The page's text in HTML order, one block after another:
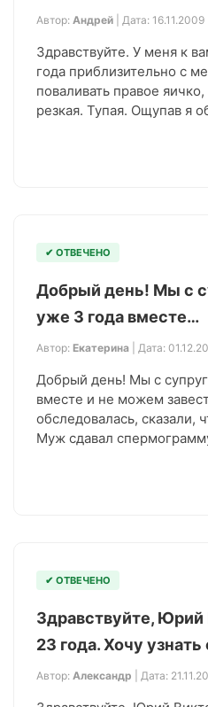
Автор: Андрей | Дата: 16.11.2009
Здравствуйте. У меня к
года приблизительно с
поваливать правое
резкая. Тупая. Ощупав я
✔ ОТВЕЧЕНО
Добрый день! Мы с
уже 3 года вместе…
Автор: Екатерина | Дата:
Добрый день! Мы с
вместе и не можем
обследовалась, сказали,
Муж сдавал
✔ ОТВЕЧЕНО
Здравствуйте,
23 года. Хочу
Автор: Александр | Дата: